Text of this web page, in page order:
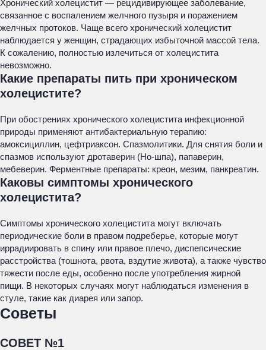
Хронический холецистит — рецидивирующее заболевание,
связанное с воспалением желчного пузыря и поражением
желчных протоков. Чаще всего хронический холецистит
наблюдается у женщин, страдающих избыточной массой тела.
К сожалению, полностью излечиться от холецистита
невозможно.
Какие препараты пить при хроническом
холецистите?
При обострениях хронического холецистита инфекционной
природы применяют антибактериальную терапию:
амоксициллин, цефтриаксон. Спазмолитики. Для снятия боли и
спазмов используют дротаверин (Но-шпа), папаверин,
мебеверин. Ферментные препараты: креон, мезим, панкреатин.
Каковы симптомы хронического
холецистита?
Симптомы хронического холецистита могут включать
периодические боли в правом подреберье, которые могут
иррадиировать в спину или правое плечо, диспепсические
расстройства (тошнота, рвота, вздутие живота), а также чувство
тяжести после еды, особенно после употребления жирной
пищи. В некоторых случаях могут наблюдаться изменения в
стуле, такие как диарея или запор.
Советы
СОВЕТ №1